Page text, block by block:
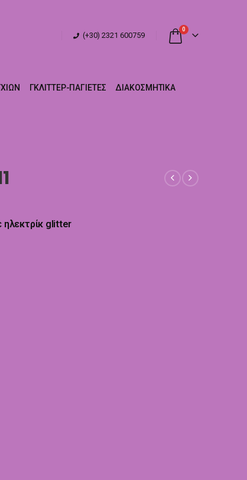
(+30) 2321 600759
0
ΓΚΛΊΤΤΕΡ-ΠΑΓΙΈΤΕΣ ΔΙΑΚΟΣΜΗΤΙΚΆ
ηλεκτρίκ glitter